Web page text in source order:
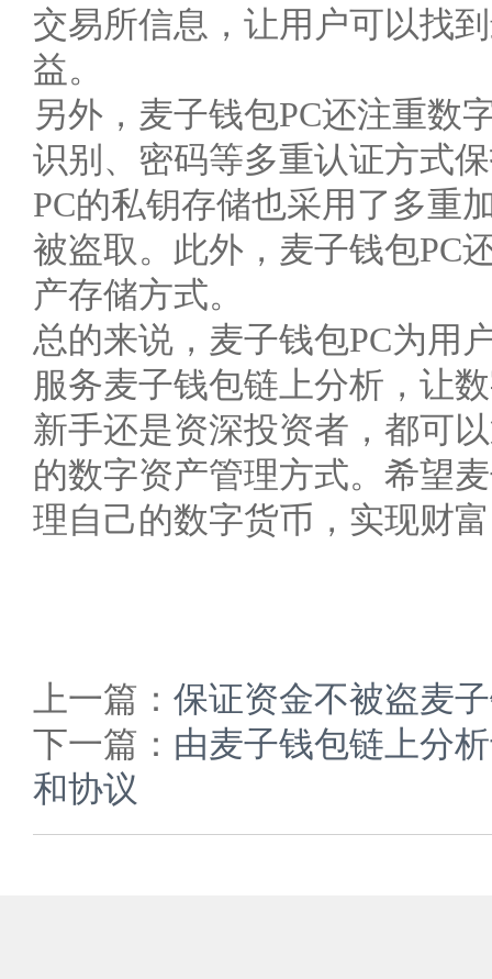
交易所信息，让用户可以找
益。
另外，麦子钱包PC还注重数
识别、密码等多重认证方式
PC的私钥存储也采用了多重
被盗取。此外，麦子钱包PC
产存储方式。
总的来说，麦子钱包PC为用
服务麦子钱包链上分析，让
新手还是资深投资者，都可
的数字资产管理方式。希望
理自己的数字货币，实现财
上一篇： 保证资金不被盗麦
下一篇： 由麦子钱包链上分
和协议